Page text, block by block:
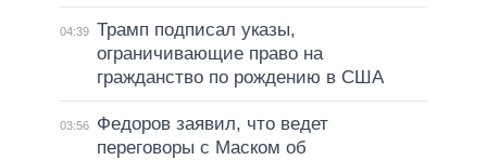
04:39 Трамп подписал указы,
ограничивающие право на
гражданство по рождению в США
03:56
Федоров заявил, что ведет
переговоры с Маском об